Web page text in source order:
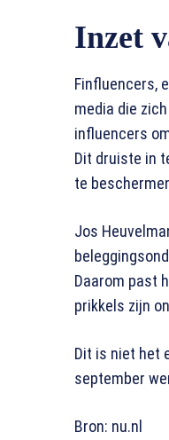
Inzet
Finfluencers,
media die
influencers
Dit druiste in
te
Jos
Daarom past
prikkels zijn
Dit is niet het
september
Bron: nu.nl